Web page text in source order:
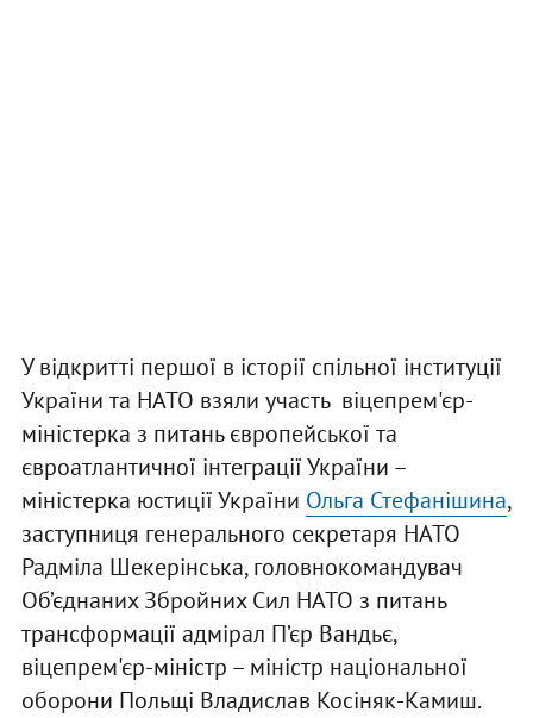
У відкритті першої в історії спільної інституції
України та НАТО взяли участь віцепрем'єр-
міністерка з питань європейської та
євроатлантичної інтеграції України –
міністерка юстиції України Ольга Стефанішина,
заступниця генерального секретаря НАТО
Радміла Шекерінська, головнокомандувач
Об’єднаних Збройних Сил НАТО з питань
трансформації адмірал П’єр Вандьє,
віцепрем'єр-міністр – міністр національної
оборони Польщі Владислав Косіняк-Камиш.